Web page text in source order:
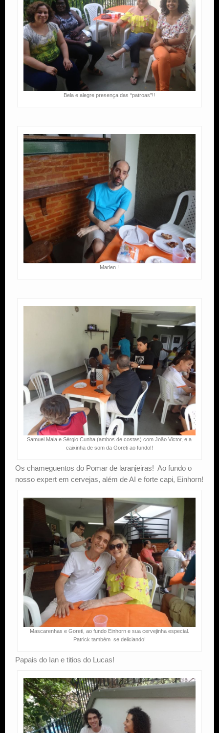
Bela e alegre presença das “patroas”!!
Marlen !
Samuel Maia e Sérgio Cunha (ambos de costas) com João Victor, e a
caixinha de som da Goreti ao fundo!!
Os chameguentos do Pomar de laranjeiras! Ao fundo o
nosso expert em cervejas, além de AI e forte capi, Einhorn!
Mascarenhas e Goreti, ao fundo Einhorn e sua cervejinha especial.
Patrick também se deliciando!
Papais do Ian e titios do Lucas!